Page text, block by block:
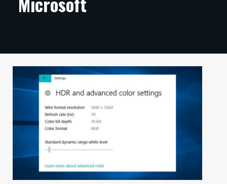
ARTIKKELIT
TECHBBS
TIETOA
KAUPPA
VAIHDA TEEMA